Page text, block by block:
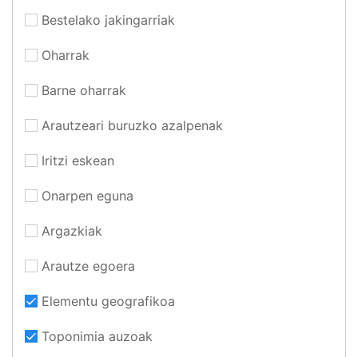
Bestelako jakingarriak
Oharrak
Barne oharrak
Arautzeari buruzko azalpenak
Iritzi eskean
Onarpen eguna
Argazkiak
Arautze egoera
Elementu geografikoa
Toponimia auzoak